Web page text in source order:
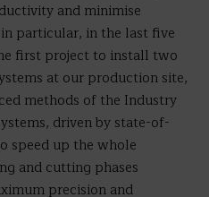
and minimise
particular, in the last five
first project to install two
at our production site,
methods of the Industry
driven by state-of-
speed up the whole
and cutting phases
precision and